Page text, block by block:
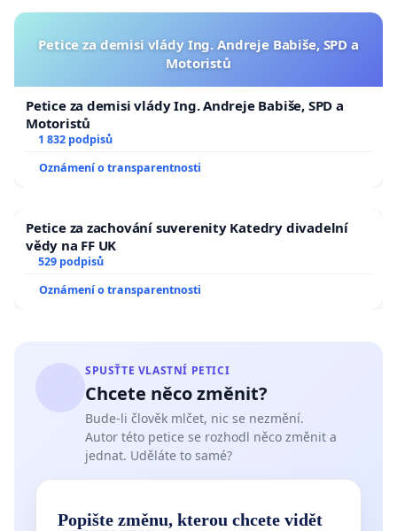
Petice za demisi vlády Ing. Andreje Babiše, SPD a
Motoristů
Petice za demisi vlády Ing. Andreje Babiše, SPD a
Motoristů
1 832 podpisů
Oznámení o transparentnosti
Petice za zachování suverenity Katedry divadelní
vědy na FF UK
529 podpisů
Oznámení o transparentnosti
SPUSŤTE VLASTNÍ PETICI
Chcete něco změnit?
Bude-li člověk mlčet, nic se nezmění.
Autor této petice se rozhodl něco změnit a
jednat. Uděláte to samé?
Popište změnu, kterou chcete vidět